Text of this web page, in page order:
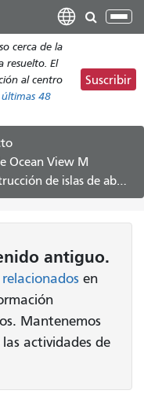
cerca de la
resuelto. El
al centro
últimas 48
Suscribir
Ocean View M
en San José Avenue y Lakeview
antiguo.
en
Mantenemos
actividades de